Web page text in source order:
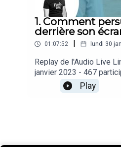
1. Comment
derrière son
01:07:52 lundi 30
Replay de l'Audio Live
janvier 2023 - 467
client qui se trouve
10.000 sources de
Play